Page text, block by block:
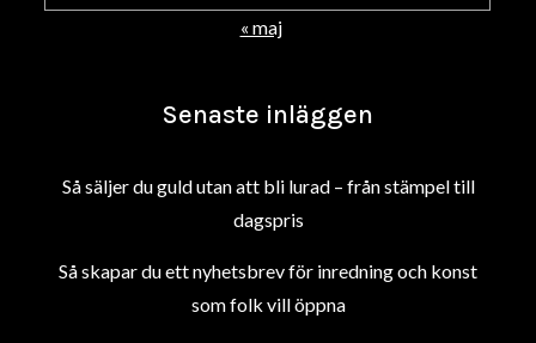
« maj
Senaste inläggen
Så säljer du guld utan att bli lurad – från stämpel till
dagspris
Så skapar du ett nyhetsbrev för inredning och konst
som folk vill öppna